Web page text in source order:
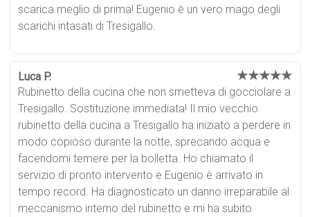
scarica meglio di prima! Eugenio è un vero mago degli
scarichi intasati di Tresigallo.
Luca P. ★★★★★
Rubinetto della cucina che non smetteva di gocciolare a
Tresigallo. Sostituzione immediata! Il mio vecchio
rubinetto della cucina a Tresigallo ha iniziato a perdere in
modo copioso durante la notte, sprecando acqua e
facendomi temere per la bolletta. Ho chiamato il
servizio di pronto intervento e Eugenio è arrivato in
tempo record. Ha diagnosticato un danno irreparabile al
meccanismo interno del rubinetto e mi ha subito